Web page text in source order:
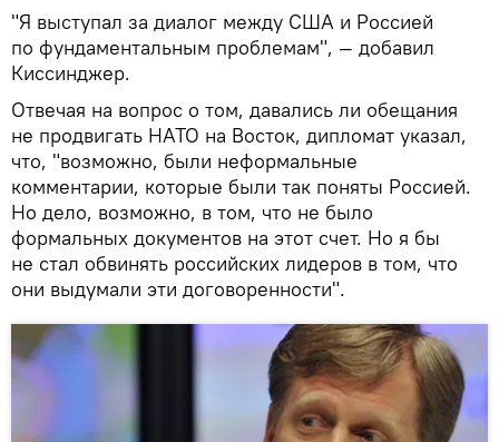
"Я выступал за диалог между США и Россией
по фундаментальным проблемам", — добавил
Киссинджер.
Отвечая на вопрос о том, давались ли обещания
не продвигать НАТО на Восток, дипломат указал,
что, "возможно, были неформальные
комментарии, которые были так поняты Россией.
Но дело, возможно, в том, что не было
формальных документов на этот счет. Но я бы
не стал обвинять российских лидеров в том, что
они выдумали эти договоренности".